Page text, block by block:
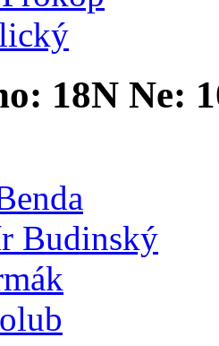
18N Ne: 1
Budinský